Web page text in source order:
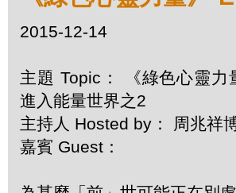
2015-12-14
主題 Topic： 《綠色心靈力
進入能量世界之2
主持人 Hosted by： 周兆祥
嘉賓 Guest：